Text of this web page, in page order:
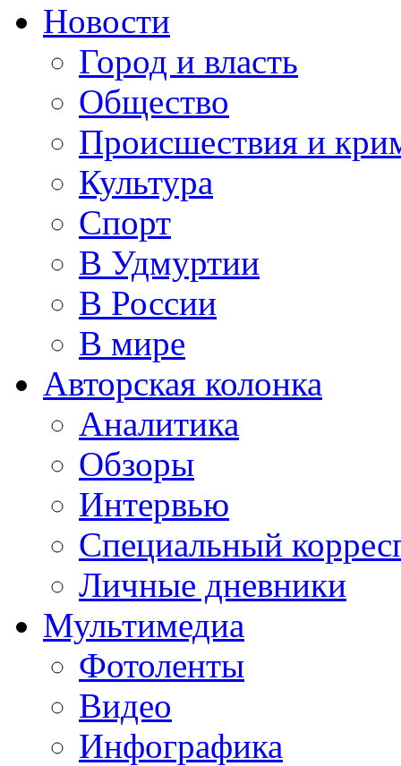
Новости
Город и власть
Общество
Происшествия и
Культура
Спорт
В Удмуртии
В России
В мире
Авторская колонка
Аналитика
Обзоры
Интервью
Специальный
Личные дневники
Мультимедиа
Фотоленты
Видео
Инфографика